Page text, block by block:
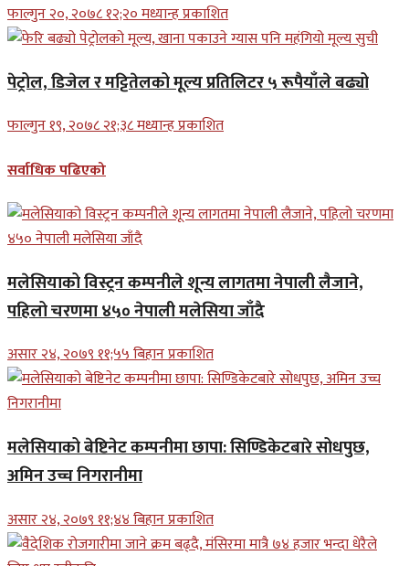
फाल्गुन २०, २०७८ १२;२० मध्यान्ह प्रकाशित
पेट्रोल, डिजेल र मट्टितेलको मूल्य प्रतिलिटर ५ रूपैयाँले बढ्यो
फाल्गुन १९, २०७८ २१;३८ मध्यान्ह प्रकाशित
सर्वाधिक पढिएको
मलेसियाको विस्ट्रन कम्पनीले शून्य लागतमा नेपाली लैजाने,
पहिलो चरणमा ४५० नेपाली मलेसिया जाँदै
असार २४, २०७९ ११;५५ बिहान प्रकाशित
मलेसियाको बेष्टिनेट कम्पनीमा छापा: सिण्डिकेटबारे सोधपुछ,
अमिन उच्च निगरानीमा
असार २४, २०७९ ११;४४ बिहान प्रकाशित